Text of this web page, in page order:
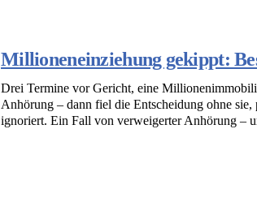
Millioneneinziehung gekippt:
Drei Termine vor Gericht, eine
Anhörung – dann fiel die Entscheidung ohne
ignoriert. Ein Fall von verweigerter Anhörung –